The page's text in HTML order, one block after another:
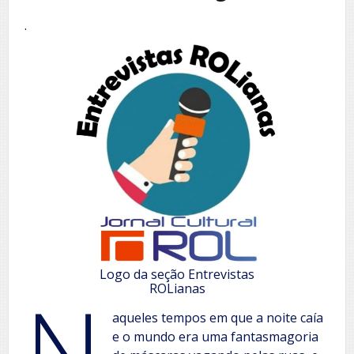
.
Logo da seção Entrevistas
ROLianas
aqueles tempos em que a noite caía
e o mundo era uma fantasmagoria